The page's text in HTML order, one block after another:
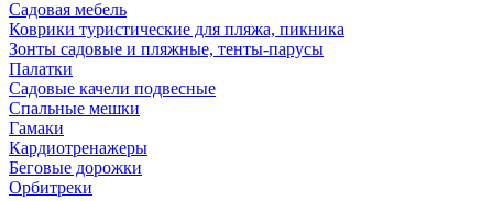
Садовая мебель
Коврики туристические для пляжа, пикника
Зонты садовые и пляжные, тенты-парусы
Палатки
Садовые качели подвесные
Спальные мешки
Гамаки
Кардиотренажеры
Беговые дорожки
Орбитреки